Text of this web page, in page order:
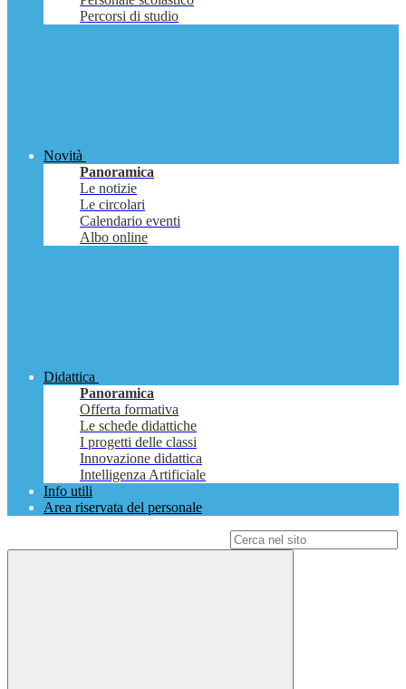
Percorsi di studio
Novità
Panoramica
Le notizie
Le circolari
Calendario eventi
Albo online
Didattica
Panoramica
Offerta formativa
Le schede didattiche
I progetti delle classi
Innovazione didattica
Intelligenza Artificiale
Info utili
Area riservata del personale